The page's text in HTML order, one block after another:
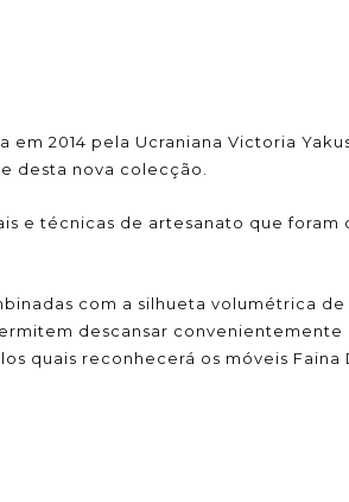
2014 pela Ucraniana Victoria
desta nova colecção.
e técnicas de artesanato que foram
com a silhueta volumétrica
descansar convenientemente
quais reconhecerá os móveis Faina